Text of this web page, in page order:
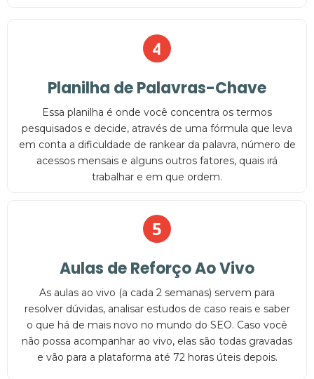
4
Planilha de Palavras-Chave
Essa planilha é onde você concentra os termos
pesquisados e decide, através de uma fórmula que leva
em conta a dificuldade de rankear da palavra, número de
acessos mensais e alguns outros fatores, quais irá
trabalhar e em que ordem.
5
Aulas de Reforço Ao Vivo
As aulas ao vivo (a cada 2 semanas) servem para
resolver dúvidas, analisar estudos de caso reais e saber
o que há de mais novo no mundo do SEO. Caso você
não possa acompanhar ao vivo, elas são todas gravadas
e vão para a plataforma até 72 horas úteis depois.